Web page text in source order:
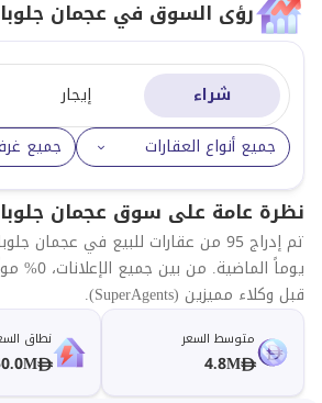
رؤى السوق في عجمان
شراء إيجار
جميع أنواع العقارات
جميع
نظرة عامة على سوق عجمان
تم إدراج 95 من عقارات للبيع في
قبل وكلاء مميزين (SuperAgents).
متوسط السعر
4.8M
نطاق